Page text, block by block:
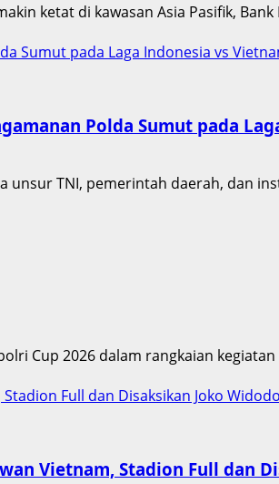
ketat di kawasan Asia Pasifik, Bank
Sumut pada Laga Indonesia vs
Polda Sumut pada
unsur TNI, pemerintah daerah, dan
Cup 2026 dalam rangkaian kegiatan
Full dan Disaksikan Joko Widodo
Vietnam, Stadion Full dan